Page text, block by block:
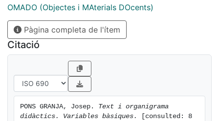
organigrama amb alguns elements i relacions
Segona
Text didàctic estàndard subratllat i organigrama buit.
Text didàctic estàndard subratllat i organigrama amb
alguns elements.
Text didàctic estàndard subratllat i organigrama amb
algunes relacions.
Text didàctic estàndard subratllat i organigrama amb
alguns elements i relacions.
OMADO (Objectes i MAterials DOcents)
Pàgina completa de l'ítem
Citació
PONS GRANJA, Josep. Text i organigrama
didàctics. Variables bàsiques.
[consulted: 8